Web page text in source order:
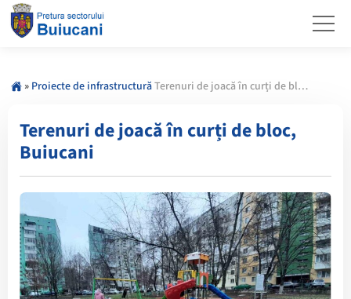
» Proiecte de infrastructură Terenuri de joacă în curți de bloc, Buiucani
Terenuri de joacă în curți de bloc,
Buiucani